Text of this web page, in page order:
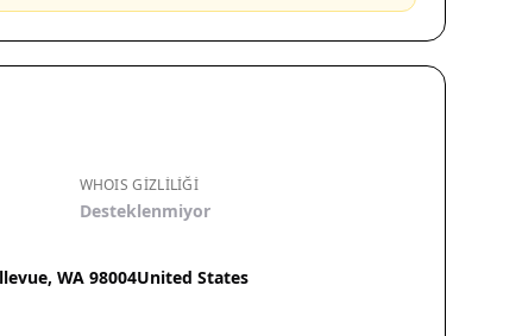
WHOIS GIZLILIĞI
Desteklenmiyor
WA 98004United States